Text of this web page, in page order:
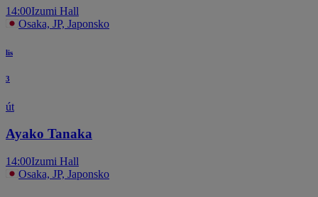
14:00Izumi Hall
Osaka, JP, Japonsko
lis
3
út
Ayako Tanaka
14:00Izumi Hall
Osaka, JP, Japonsko